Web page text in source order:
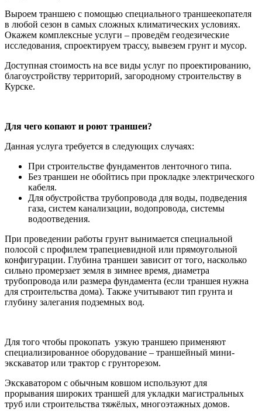
Выроем траншею с помощью специального траншеекопателя
в любой сезон в самых сложных климатических условиях.
Окажем комплексные услуги – проведём геодезические
исследования, спроектируем трассу, вывезем грунт и мусор.
Доступная стоимость на все виды услуг по проектированию,
благоустройству территорий, загородному строительству в
Курске.
Для чего копают и роют траншеи?
Данная услуга требуется в следующих случаях:
При строительстве фундаментов ленточного типа.
Без траншеи не обойтись при прокладке электрического
кабеля.
Для обустройства трубопровода для воды, подведения
газа, систем канализации, водопровода, системы
водоотведения.
При проведении работы грунт вынимается специальной
полосой с профилем трапециевидной или прямоугольной
конфигурации. Глубина траншеи зависит от того, насколько
сильно промерзает земля в зимнее время, диаметра
трубопровода или размера фундамента (если траншея нужна
для строительства дома). Также учитывают тип грунта и
глубину залегания подземных вод.
Для того чтобы прокопать узкую траншею применяют
специализированное оборудование – траншейный мини-
экскаватор или трактор с грунторезом.
Экскаватором с обычным ковшом используют для
прорывания широких траншей для укладки магистральных
труб или строительства тяжёлых, многоэтажных домов.